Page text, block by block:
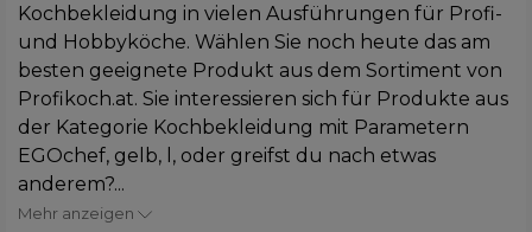
Kochbekleidung in vielen Ausführungen für Profi-
und Hobbyköche. Wählen Sie noch heute das am
besten geeignete Produkt aus dem Sortiment von
Profikoch.at. Sie interessieren sich für Produkte aus
der Kategorie Kochbekleidung mit Parametern
EGOchef, gelb, l, oder greifst du nach etwas
anderem?...
Mehr anzeigen